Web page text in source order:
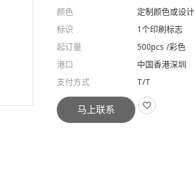
颜色
定制颜色或设计
标识
1个印刷标志
起订量
500pcs /彩色
港口
中国香港深圳
支付方式
T/T
马上联系